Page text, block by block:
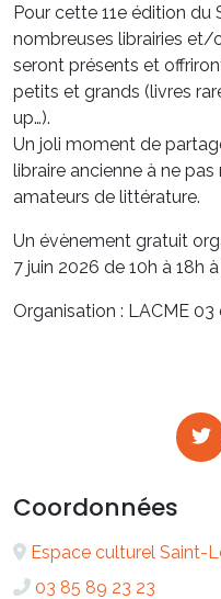
Pour cette 11e édition du
nombreuses librairies et/
seront présents et
petits et grands (livres
up…).
Un joli moment de
libraire ancienne à ne
amateurs de littérature.
Un évènement gratuit
7 juin 2026 de 10h à 18h
Organisation : LACME
Coordonnées
Espace culturel Saint-
03 85 89 23 23